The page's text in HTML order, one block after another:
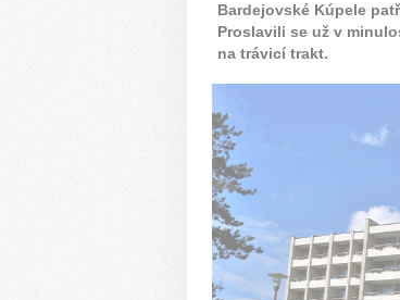
Bardejovské Kúpele
Proslavili se už v
na trávicí trakt.